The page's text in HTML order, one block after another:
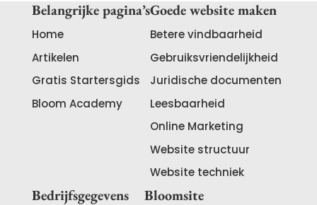
Belangrijke pagina’s
Home
Artikelen
Gratis Startersgids
Bloom Academy
Goede website maken
Betere vindbaarheid
Gebruiksvriendelijkheid
Juridische documenten
Leesbaarheid
Online Marketing
Website structuur
Website techniek
Bedrijfsgegevens Bloomsite